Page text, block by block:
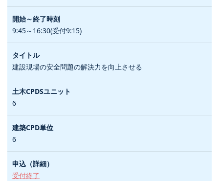
9:45～16:30(受付9:15)
建設現場の安全問題の解決力を向上させる
6
6
受付終了